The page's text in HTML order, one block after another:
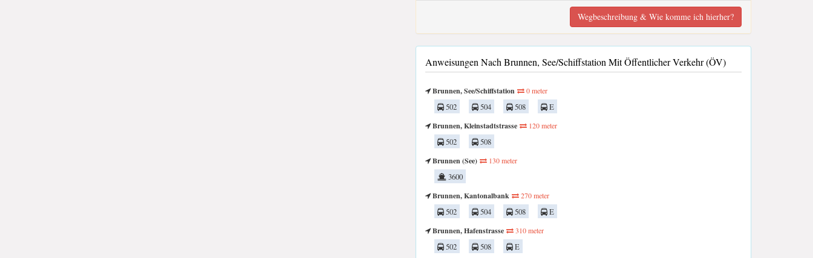
Wegbeschreibung & Wie komme ich hierher?
Anweisungen Nach Brunnen, See/Schiffstation Mit Öffentlicher Verkehr (ÖV)
Brunnen, See/Schiffstation 0 meter
502 504 508
E
Brunnen, Kleinstadtstrasse
120 meter
502
508
Brunnen (See)
130 meter
3600
Brunnen, Kantonalbank
270 meter
502 504 508
E
Brunnen, Hafenstrasse
310 meter
502 508 E